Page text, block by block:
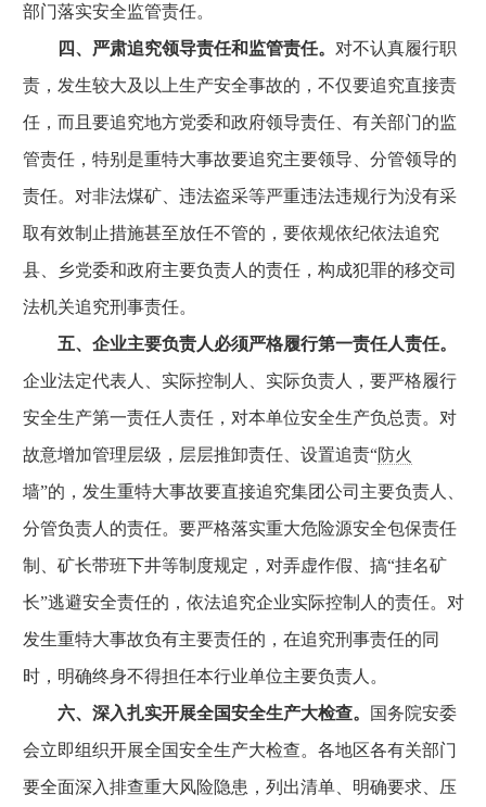
部门落实安全监管责任。
四、严肃追究领导责任和监管责任。 对不认真履行职
责，发生较大及以上生产安全事故的，不仅要追究直接责
任，而且要追究地方党委和政府领导责任、有关部门的监
管责任，特别是重特大事故要追究主要领导、分管领导的
责任。对非法煤矿、违法盗采等严重违法违规行为没有采
取有效制止措施甚至放任不管的，要依规依纪依法追究
县、乡党委和政府主要负责人的责任，构成犯罪的移交司
法机关追究刑事责任。
五、企业主要负责人必须严格履行第一责任人责任。
企业法定代表人、实际控制人、实际负责人，要严格履行
安全生产第一责任人责任，对本单位安全生产负总责。对
故意增加管理层级，层层推卸责任、设置追责“防火
墙”的，发生重特大事故要直接追究集团公司主要负责人、
分管负责人的责任。要严格落实重大危险源安全包保责任
制、矿长带班下井等制度规定，对弄虚作假、搞“挂名矿
长”逃避安全责任的，依法追究企业实际控制人的责任。对
发生重特大事故负有主要责任的，在追究刑事责任的同
时，明确终身不得担任本行业单位主要负责人。
六、深入扎实开展全国安全生产大检查。
国务院安委
会立即组织开展全国安全生产大检查。各地区各有关部门
要全面深入排查重大风险隐患，列出清单、明确要求、压